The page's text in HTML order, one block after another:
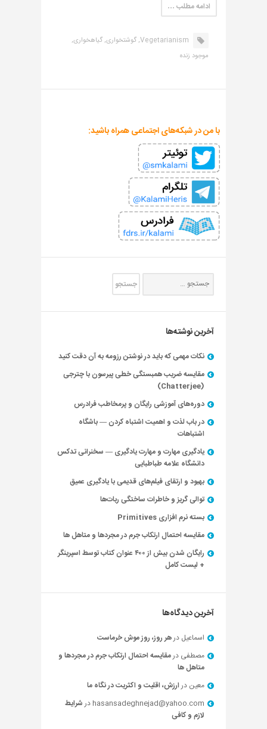
ادامه مطلب …
Vegetarianism, گوشتخواری,گیاهخواری,
موجود زنده
با من در شبکه‌های اجتماعی همراه باشید:
آخرین نوشته‌ها
نکات مهمی که باید در نوشتن رزومه به آن دقت کنید
مقایسه ضریب همبستگی خطی پیرسون با چترجی
(Chatterjee)
دوره‌های آموزشی رایگان و پرمخاطب فرادرس
در باب لذت و اهمیت اشتباه کردن — باشگاه
اشتباهات
یادگیری مهارت و مهارت یادگیری — سخنرانی تدکس
دانشگاه علامه طباطبایی
بهبود و ارتقای فیلم‌های قدیمی با یادگیری عمیق
توالی گریز و خاطرات ساختگی ربات‌ها
بسته نرم افزاری Primitives
مقایسه احتمال ارتکاب جرم در مجردها و متاهل ها
رایگان شدن بیش از ۴۰۰ عنوان کتاب توسط اسپرینگر
+ لیست کامل
آخرین دیدگاه‌ها
اسماعیل درهر روز، روز موش خرماست
مصطفی درمقایسه احتمال ارتکاب جرم در مجردها و
متاهل ها
معین درارزش، اقلیت و اکثریت در نگاه ما
hasansadeghnejad@yahoo.com درشرایط
لازم و کافی